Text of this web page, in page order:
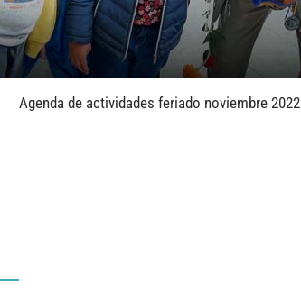
Agenda de actividades feriado noviembre 2022